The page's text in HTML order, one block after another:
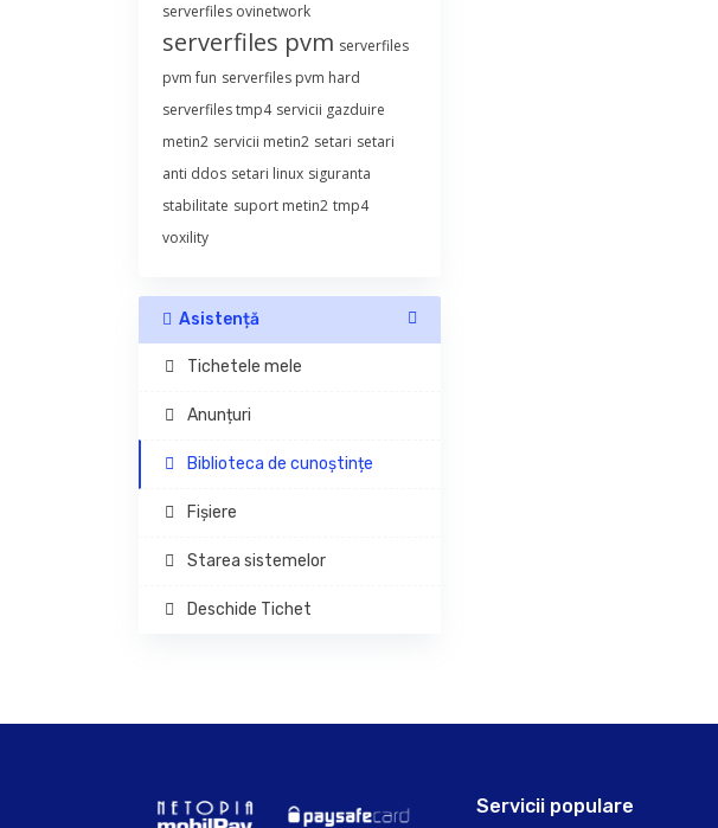
serverfiles ovinetwork
serverfiles pvm serverfiles
pvm fun serverfiles pvm hard
serverfiles tmp4 servicii gazduire
metin2 servicii metin2 setari setari
anti ddos setari linux siguranta
stabilitate suport metin2 tmp4
voxility
Asistență
Tichetele mele
Anunțuri
Biblioteca de cunoștințe
Fișiere
Starea sistemelor
Deschide Tichet
Servicii populare